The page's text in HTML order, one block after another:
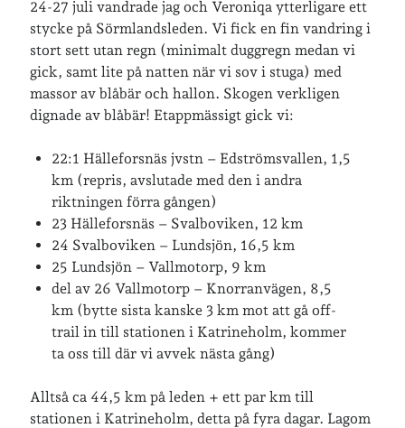
Logga in
Flöde för inlägg
Flöde för kommentarer
WordPress.org
24-27 juli vandrade jag och Veroniqa ytterligare ett
stycke på Sörmlandsleden. Vi fick en fin vandring i
stort sett utan regn (minimalt duggregn medan vi
gick, samt lite på natten när vi sov i stuga) med
massor av blåbär och hallon. Skogen verkligen
dignade av blåbär! Etappmässigt gick vi:
22:1 Hälleforsnäs jvstn – Edströmsvallen, 1,5
km (repris, avslutade med den i andra
riktningen förra gången)
23 Hälleforsnäs – Svalboviken, 12 km
24 Svalboviken – Lundsjön, 16,5 km
25 Lundsjön – Vallmotorp, 9 km
del av 26 Vallmotorp – Knorranvägen, 8,5
km (bytte sista kanske 3 km mot att gå off-
trail in till stationen i Katrineholm, kommer
ta oss till där vi avvek nästa gång)
Alltså ca 44,5 km på leden + ett par km till
stationen i Katrineholm, detta på fyra dagar. Lagom